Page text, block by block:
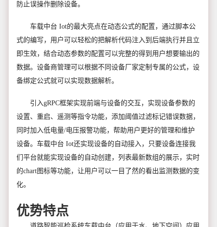
防止误操作删除设备。
车载中台 Iot的最大亮点在动态公式的配置，通过脚本公
式的编写，用户可以轻松的把解析代码注入到后端执行并且立
即生效，结合动态参数的配置可以完整的得到用户想要输出的
数据。设备商管理可以根据不同设备厂家定制专属的公式，设
备绑定公式就可以实现数据解析。
引入gRPC框架实现前端与设备的交互，实现设备参数的
设置、重启、遥测等指令功能，添加阈值过滤标记错误数据，
同时加入低电量/电压报警功能，帮助用户更好的管理和维护
设备。车载中台 Iot还实现设备的自动接入，只要设备连接我
们平台就能实现设备的自动创建，列表最新数组的展示，实时
的chart图标等功能，让用户可以一目了然的看出监测数据的变
化。
优势特点